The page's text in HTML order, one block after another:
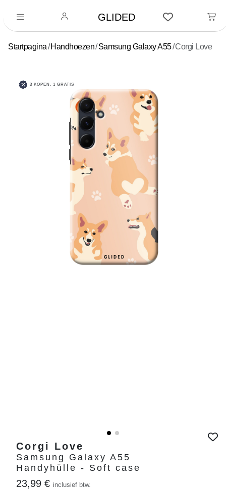
GLIDED
Startpagina Handhoezen Samsung Galaxy A55 Corgi Love
3 KOPEN, 1 GRATIS
Corgi Love
Samsung Galaxy A55
Handyhülle - Soft case
23,99 € inclusief btw.